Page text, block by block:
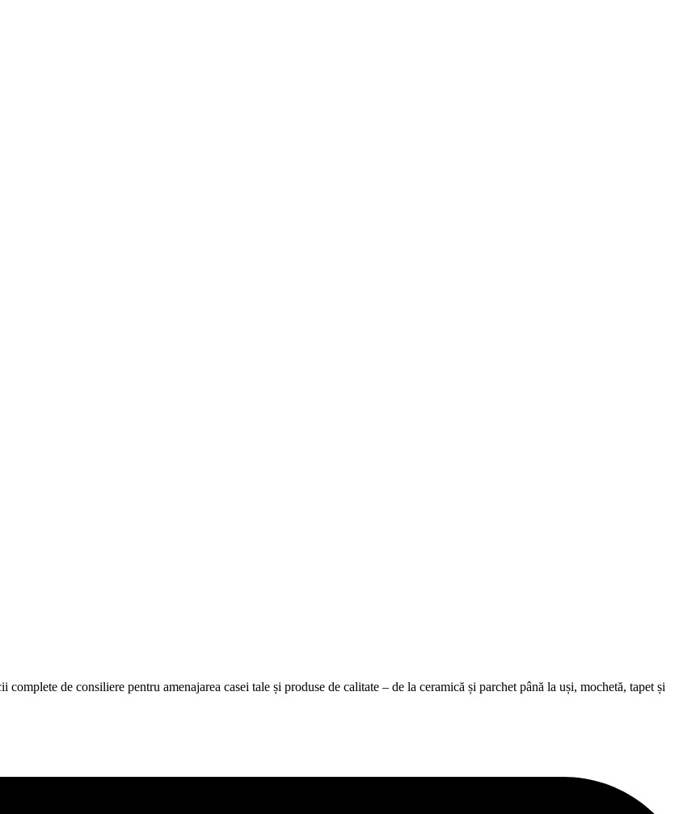
de consiliere pentru amenajarea casei tale și produse de calitate – de la ceramică și parchet până la uși, mochetă, tapet și